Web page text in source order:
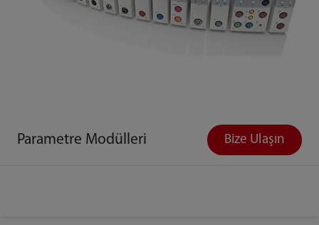
Parametre Modülleri Bize Ulaşın